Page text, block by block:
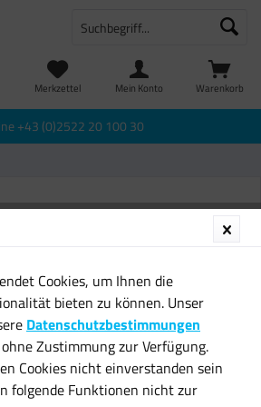
Warenkorb
Merkzettel Mein Konto
+43 (0)2522 20 100 30
Cookies, um Ihnen die
bieten zu können. Unser
Datenschutzbestimmungen
Zustimmung zur Verfügung.
Cookies nicht einverstanden sein
folgende Funktionen nicht zur